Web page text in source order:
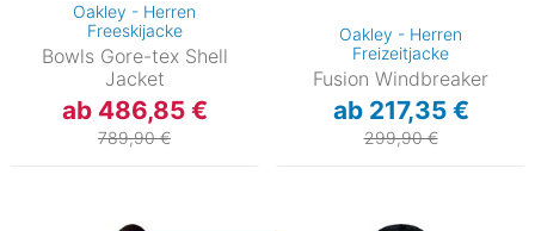
Oakley - Herren
Freeskijacke
Bowls Gore-tex Shell
Jacket
ab 486,85 €
789,90 €
Oakley - Herren
Freizeitjacke
Fusion Windbreaker
ab 217,35 €
299,90 €